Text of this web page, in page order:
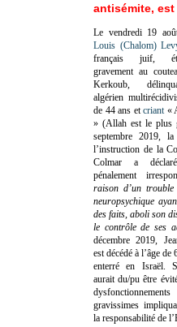
antisémite, est
Le vendredi 19
Louis (Chalom)
français juif,
gravement au
Kerkoub,
algérien
de 44 ans etcriant «
» (Allah est le plus
septembre 2019,
l’instruction de la
Colmar a déclaré
pénalement
raison d’un trouble
neuropsychique
des faits, aboli son
le contrôle de ses
décembre 2019,
est décédé à l’âge de
enterré en Israël.
aurait du/pu être
gravissimes
la responsabilité de